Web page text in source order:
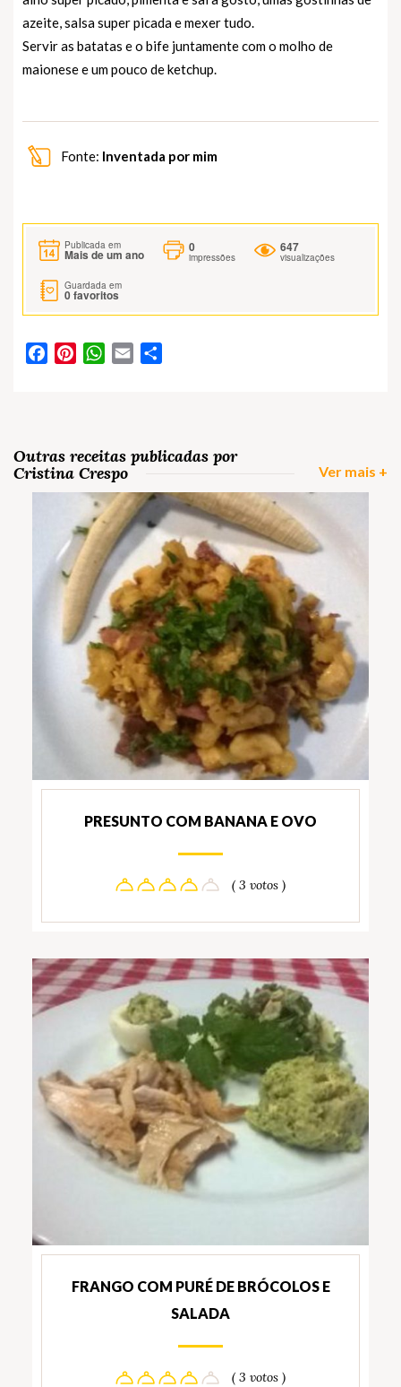
azeite, salsa super picada e mexer tudo.
Servir as batatas e o bife juntamente com o molho de
maionese e um pouco de ketchup.
Fonte: Inventada por mim
Publicada em
Mais de um ano
0
impressões
647
visualizações
Guardada em
0favoritos
FacebookPinterestWhatsApp
Email
Outras receitas publicadas por
Cristina Crespo
Ver mais +
PRESUNTO COM BANANA E OVO
( 3 votos )
FRANGO COM PURÉ DE BRÓCOLOS E
SALADA
( 3 votos )